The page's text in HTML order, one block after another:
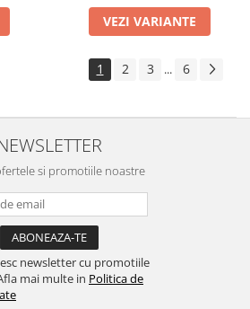
VEZI VARIANTE
1 2 3 ... 6
si promotiile noastre
newsletter cu promotiile
mai multe in Politica de